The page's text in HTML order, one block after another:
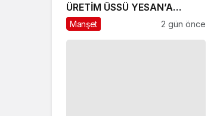
ÜRETİM ÜSSÜ YESAN’A
ÇIKARTMA!
Manşet 2 gün önce